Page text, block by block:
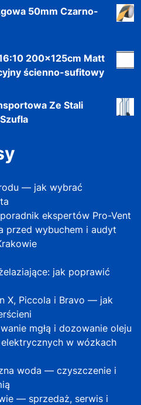
50mm Czarno-
200x125cm Matt
ścienno-sufitowy
Ze Stali
— jak wybrać
ekspertów Pro-Vent
przed wybuchem i audyt
jak poprawić
X, Piccola i Bravo — jak
mgłą i dozowanie oleju
w wózkach
woda — czyszczenie i
— sprzedaż, serwis i